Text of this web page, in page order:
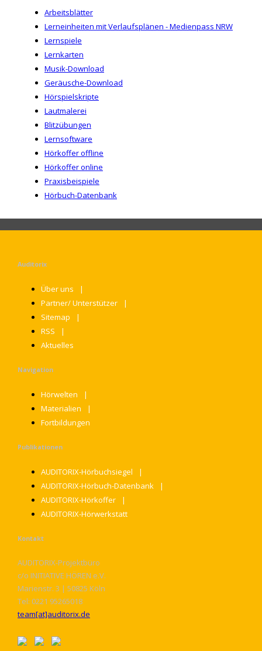
Arbeitsblätter
Lerneinheiten mit Verlaufsplänen - Medienpass NRW
Lernspiele
Lernkarten
Musik-Download
Geräusche-Download
Hörspielskripte
Lautmalerei
Blitzübungen
Lernsoftware
Hörkoffer offline
Hörkoffer online
Praxisbeispiele
Hörbuch-Datenbank
Auditorix
Über uns
Partner/ Unterstützer
Sitemap
RSS
Aktuelles
Navigation
Hörwelten
Materialien
Fortbildungen
Publikationen
AUDITORIX-Hörbuchsiegel
AUDITORIX-Hörbuch-Datenbank
AUDITORIX-Hörkoffer
AUDITORIX-Hörwerkstatt
Kontakt
AUDITORIX-Projektbüro
c/o INITIATIVE HÖREN e.V.
Marienstr. 3 | 50825 Köln
Tel: 0221 95265018
team[at]auditorix.de